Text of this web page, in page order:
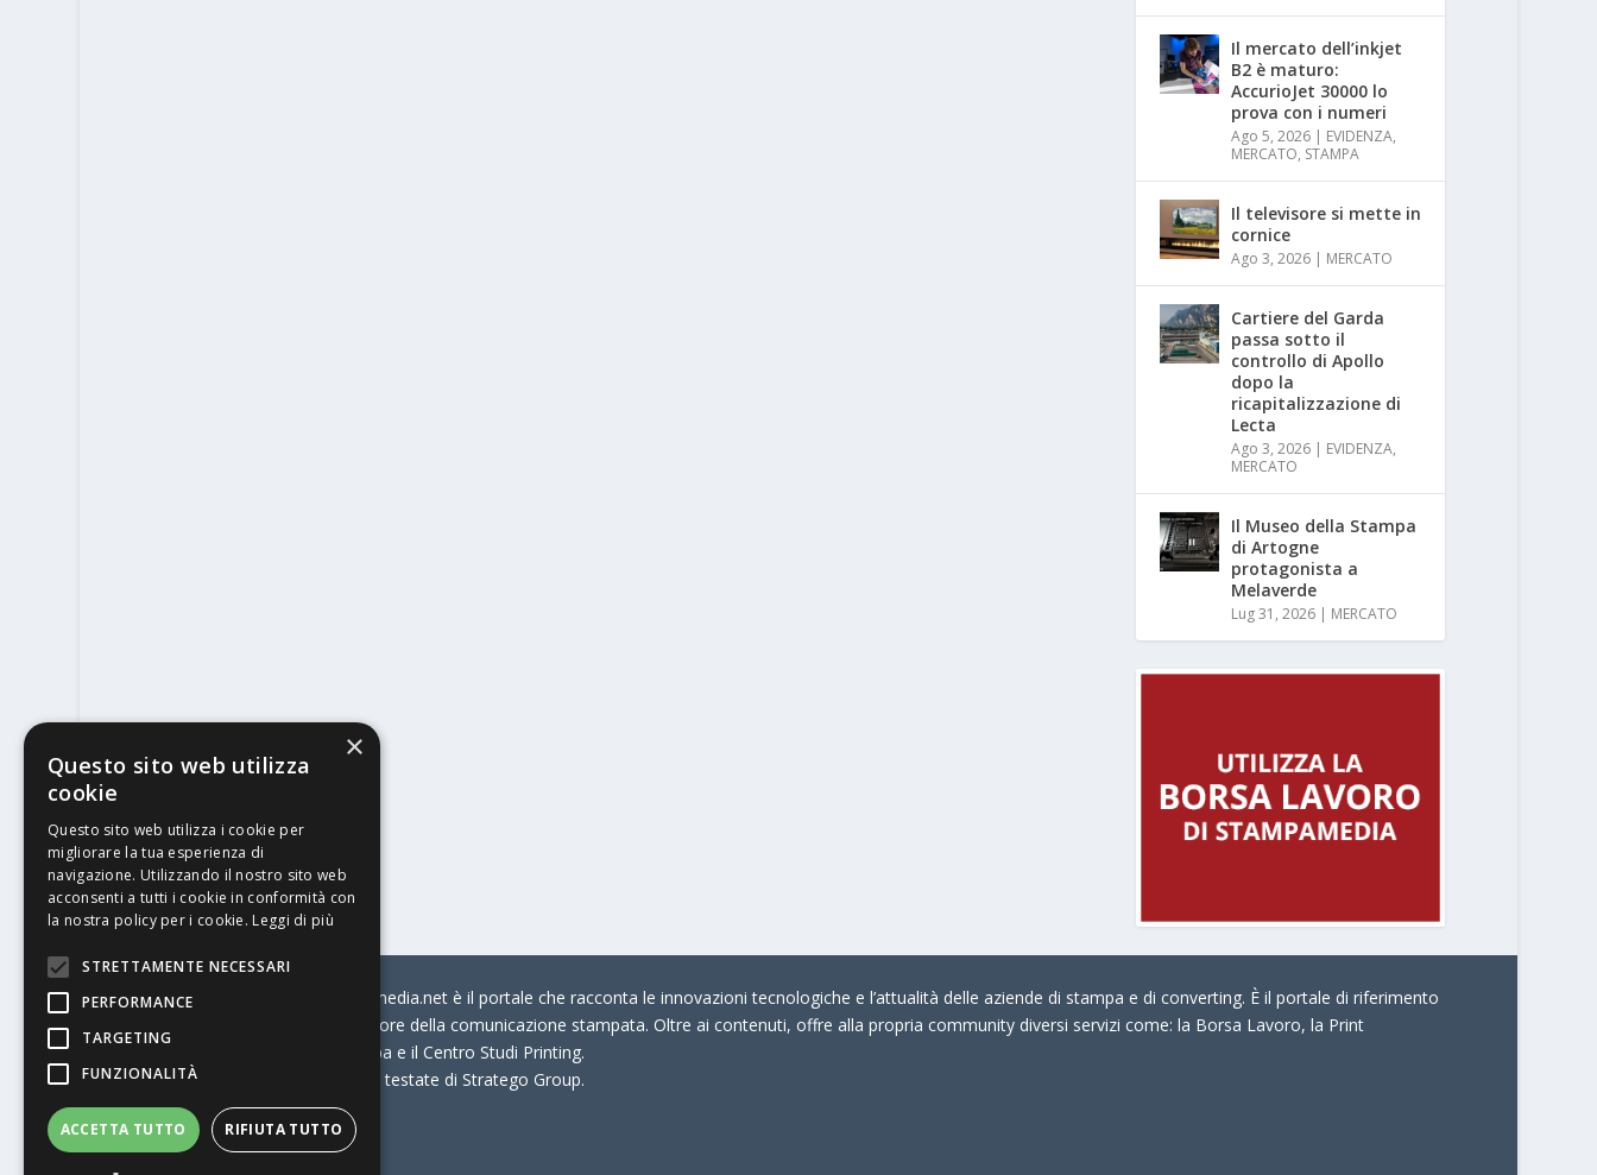
Il mercato dell’inkjet
B2 è maturo:
AccurioJet 30000 lo
prova con i numeri
Ago 5, 2026 | EVIDENZA,
MERCATO, STAMPA
Il televisore si mette in
cornice
Ago 3, 2026 | MERCATO
Cartiere del Garda
passa sotto il
controllo di Apollo
dopo la
ricapitalizzazione di
Lecta
Ago 3, 2026 | EVIDENZA,
MERCATO
Il Museo della Stampa
di Artogne
protagonista a
Melaverde
Lug 31, 2026 | MERCATO
© Stratego Group –
stampamedia.net è il portale che racconta le innovazioni tecnologiche e l’attualità delle aziende di stampa e di converting. È il portale di riferimento
per chi opera in Italia nel settore della comunicazione stampata. Oltre ai contenuti, offre alla propria community diversi servizi come: la Borsa Lavoro, la Print
Connection, i Big della Stampa e il Centro Studi Printing.
Stampamedia.net è una delle testate di Stratego Group.
Partita IVA07921450156
×
Questo sito web utilizza
cookie
Questo sito web utilizza i cookie per
migliorare la tua esperienza di
navigazione. Utilizzando il nostro sito web
acconsenti a tutti i cookie in conformità con
la nostra policy per i cookie. Leggi di più
STRETTAMENTE NECESSARI
PERFORMANCE
TARGETING
FUNZIONALITÀ
ACCETTA TUTTO RIFIUTA TUTTO